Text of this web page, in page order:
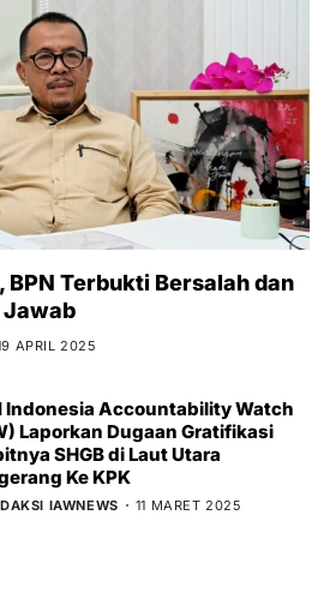
BPN Terbukti Bersalah dan
APRIL 2025
Indonesia Accountability Watch
Laporkan Dugaan Gratifikasi
SHGB di Laut Utara
Ke KPK
IAWNEWS 11 MARET 2025